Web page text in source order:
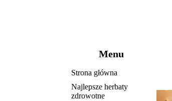
Menu
Strona główna
Najlepsze herbaty
zdrowotne